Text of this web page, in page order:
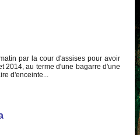
par la cour d'assises pour avoir
2014, au terme d'une bagarre d'une
d'enceinte...